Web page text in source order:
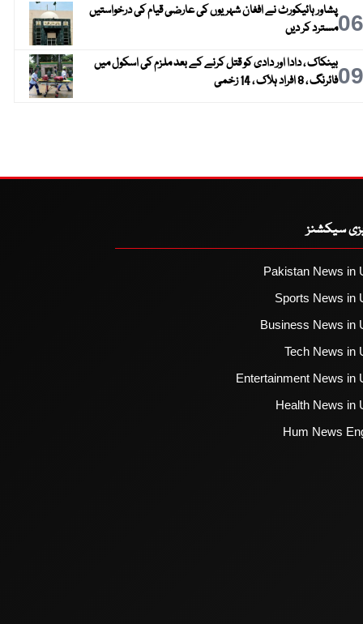
06پشاور ہائیکورٹ نے افغان شہریوں کی عارضی قیام کی درخواستیں
مسترد کر دیں
09بینکاک ، دادا اور دادی کو قتل کرنے کے بعد ملزم کی اسکول میں
فائرنگ ، 8 افراد ہلاک ، 14 زخمی
سیکشنز
Pakistan News in
Sports News in
Business News in
Tech News in
Entertainment News in
Health News in
Hum News